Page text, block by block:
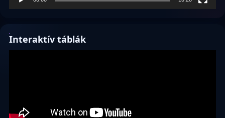
Interaktív táblák